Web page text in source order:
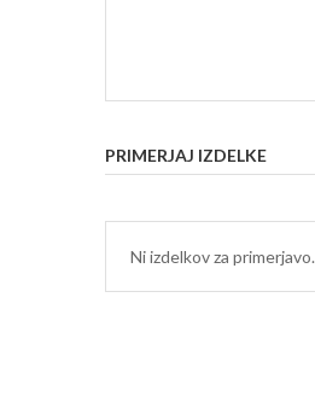
PRIMERJAJ IZDELKE
Ni izdelkov za primerjavo.